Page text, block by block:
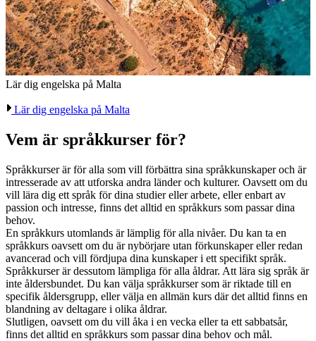
Lär dig engelska på Malta
Lär dig engelska på Malta
Vem är språkkurser för?
Språkkurser är för alla som vill förbättra sina språkkunskaper och är
intresserade av att utforska andra länder och kulturer. Oavsett om du
vill lära dig ett språk för dina studier eller arbete, eller enbart av
passion och intresse, finns det alltid en språkkurs som passar dina
behov.
En språkkurs utomlands är lämplig för alla nivåer. Du kan ta en
språkkurs oavsett om du är nybörjare utan förkunskaper eller redan
avancerad och vill fördjupa dina kunskaperi ett specifikt språk.
Språkkurser är dessutom lämpliga för alla åldrar. Att lära sig språk är
inte åldersbundet. Du kan välja språkkurser som är riktade till en
specifik åldersgrupp, eller välja en allmän kurs där det alltid finns en
blandning av deltagare i olika åldrar.
Slutligen, oavsett om du vill åka i en vecka eller ta ett sabbatsår,
finns det alltid en språkkurs som passar dina behov och mål.